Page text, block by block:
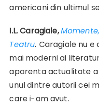
americani din ultimul
I.L. Caragiale,
Teatru. Caragiale nu e
mai moderni ai
aparenta actualitate a
unul dintre autorii cei
care i-am avut.